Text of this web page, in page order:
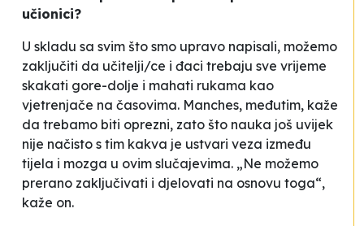
učionici?
U skladu sa svim što smo upravo napisali, možemo
zaključiti da učitelji/ce i đaci trebaju sve vrijeme
skakati gore-dolje i mahati rukama kao
vjetrenjače na časovima. Manches, međutim, kaže
da trebamo biti oprezni, zato što nauka još uvijek
nije načisto s tim kakva je ustvari veza između
tijela i mozga u ovim slučajevima. „Ne možemo
prerano zaključivati i djelovati na osnovu toga“,
kaže on.